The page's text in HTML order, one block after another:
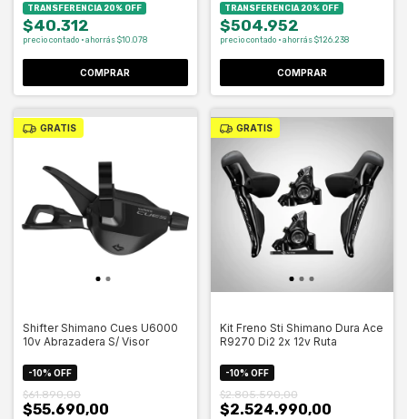
TRANSFERENCIA 20% OFF
$40.312
precio contado · ahorrás $10.078
COMPRAR
TRANSFERENCIA 20% OFF
$504.952
precio contado · ahorrás $126.238
COMPRAR
GRATIS
Shifter Shimano Cues U6000
10v Abrazadera S/ Visor
-10% OFF
$55.690,00
$61.890,00
GRATIS
Kit Freno Sti Shimano Dura Ace
R9270 Di2 2x 12v Ruta
-10% OFF
$2.524.990,00
$2.805.590,00